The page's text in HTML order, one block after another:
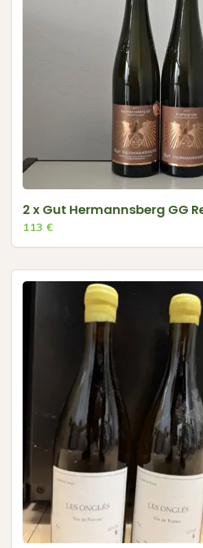
2 x Gut Hermannsberg GG
113 €